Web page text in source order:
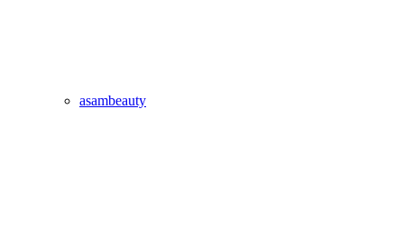
asambeauty